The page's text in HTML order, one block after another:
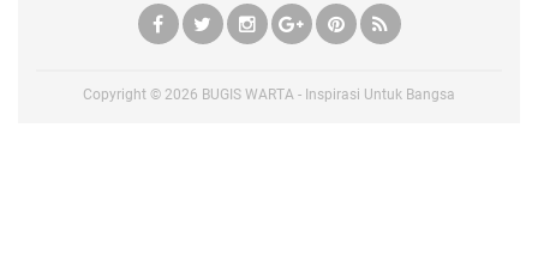
Copyright © 2026 BUGIS WARTA - Inspirasi Untuk Bangsa